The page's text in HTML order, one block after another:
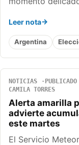
Leer nota
Argentina
NOTICIAS
CAMILA TORRES
Alerta amarilla
advierte
este martes
El Servicio